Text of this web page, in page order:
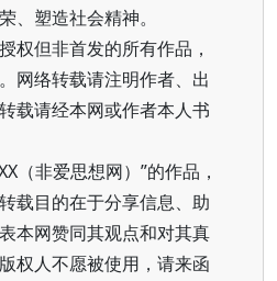
、塑造社会精神。
权但非首发的所有作品，
网络转载请注明作者、出
载请经本网或作者本人书
（非爱思想网）”的作品，
载目的在于分享信息、助
本网赞同其观点和对其真
权人不愿被使用，请来函